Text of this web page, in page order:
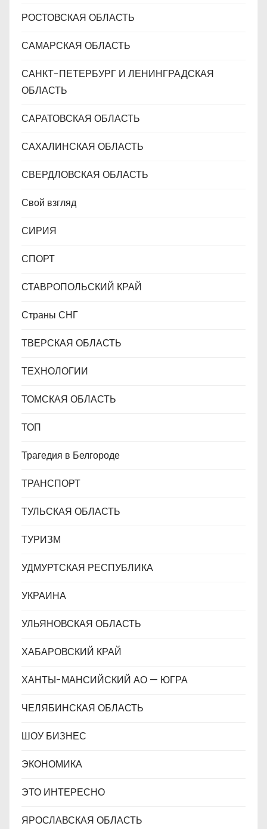
РОСТОВСКАЯ ОБЛАСТЬ
САМАРСКАЯ ОБЛАСТЬ
САНКТ-ПЕТЕРБУРГ И ЛЕНИНГРАДСКАЯ
ОБЛАСТЬ
САРАТОВСКАЯ ОБЛАСТЬ
САХАЛИНСКАЯ ОБЛАСТЬ
СВЕРДЛОВСКАЯ ОБЛАСТЬ
Свой взгляд
СИРИЯ
СПОРТ
СТАВРОПОЛЬСКИЙ КРАЙ
Страны СНГ
ТВЕРСКАЯ ОБЛАСТЬ
ТЕХНОЛОГИИ
ТОМСКАЯ ОБЛАСТЬ
ТОП
Трагедия в Белгороде
ТРАНСПОРТ
ТУЛЬСКАЯ ОБЛАСТЬ
ТУРИЗМ
УДМУРТСКАЯ РЕСПУБЛИКА
УКРАИНА
УЛЬЯНОВСКАЯ ОБЛАСТЬ
ХАБАРОВСКИЙ КРАЙ
ХАНТЫ-МАНСИЙСКИЙ АО — ЮГРА
ЧЕЛЯБИНСКАЯ ОБЛАСТЬ
ШОУ БИЗНЕС
ЭКОНОМИКА
ЭТО ИНТЕРЕСНО
ЯРОСЛАВСКАЯ ОБЛАСТЬ